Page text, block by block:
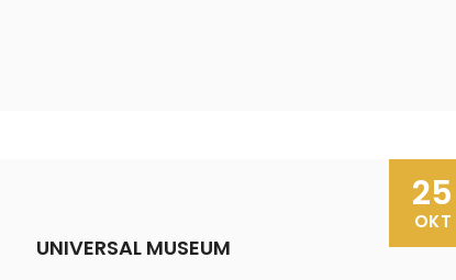
25
OKT
UNIVERSAL MUSEUM